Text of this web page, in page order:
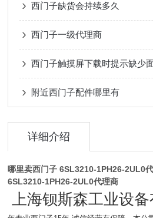
西门子缺货会持续多久
西门子一级代理商
西门子触摸屏下载时提示缺少
附近西门子配件哪里有
详细介绍
哪里卖西门子 6SL3210-1PH26-2UL0
6SL3210-1PH26-2UL0代理商
上海钡斯森工业设备